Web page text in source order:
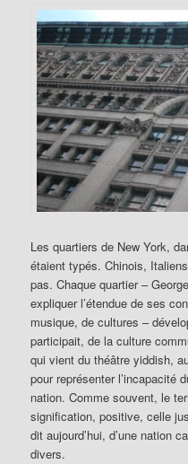
Les quartiers de New York,
étaient typés. Chinois,
pas. Chaque quartier –
expliquer l’étendue de ses
musique, de cultures –
participait, de la culture
qui vient du théâtre yiddish,
pour représenter l’incapacité
nation. Comme souvent, le
signification, positive, celle
dit aujourd’hui, d’une nation
divers.